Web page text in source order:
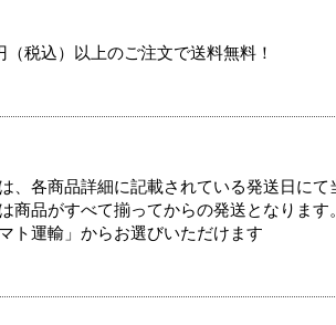
税込）以上のご注文で送料無料！
、各商品詳細に記載されている発送日にて
商品がすべて揃ってからの発送となります。
ト運輸」からお選びいただけます